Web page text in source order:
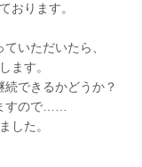
おります。
いただいたら、
ます。
できるかどうか？
すので……
した。